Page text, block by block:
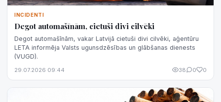
INCIDENTI
Degot automašīnām, cietuši divi cilvēki
Degot automašīnām, vakar Latvijā cietuši divi cilvēki, aģentūru
LETA informēja Valsts ugunsdzēsības un glābšanas dienests
(VUGD).
29.07.2026 09:44 38 0 0